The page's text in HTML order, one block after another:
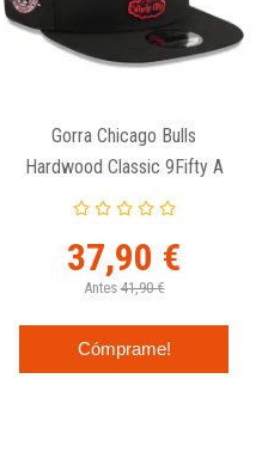
Gorra Chicago Bulls
Hardwood Classic 9Fifty A
Frame New Era
37,90 €
Antes 41,90 €
Cómprame!